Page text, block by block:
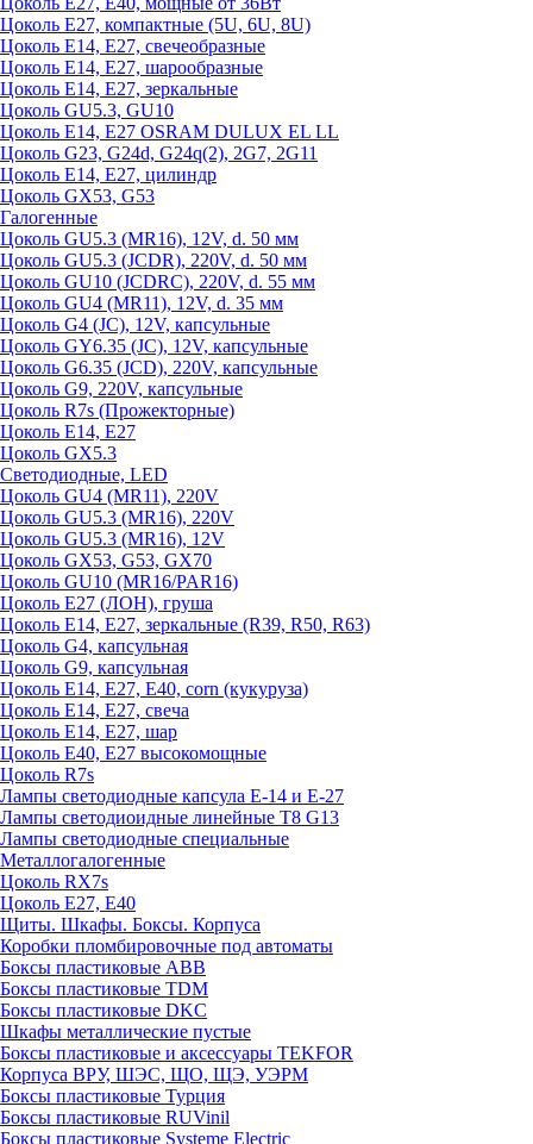
Цоколь Е27, компактные (5U, 6U, 8U)
Цоколь Е14, Е27, свечеобразные
Цоколь Е14, Е27, шарообразные
Цоколь Е14, Е27, зеркальные
Цоколь GU5.3, GU10
Цоколь Е14, Е27 OSRAM DULUX EL LL
Цоколь G23, G24d, G24q(2), 2G7, 2G11
Цоколь Е14, Е27, цилиндр
Цоколь GX53, G53
Галогенные
Цоколь GU5.3 (MR16), 12V, d. 50 мм
Цоколь GU5.3 (JCDR), 220V, d. 50 мм
Цоколь GU10 (JCDRC), 220V, d. 55 мм
Цоколь GU4 (MR11), 12V, d. 35 мм
Цоколь G4 (JC), 12V, капсульные
Цоколь GY6.35 (JC), 12V, капсульные
Цоколь G6.35 (JCD), 220V, капсульные
Цоколь G9, 220V, капсульные
Цоколь R7s (Прожекторные)
Цоколь E14, E27
Цоколь GX5.3
Светодиодные, LED
Цоколь GU4 (MR11), 220V
Цоколь GU5.3 (MR16), 220V
Цоколь GU5.3 (MR16), 12V
Цоколь GX53, G53, GX70
Цоколь GU10 (MR16/PAR16)
Цоколь Е27 (ЛОН), груша
Цоколь Е14, Е27, зеркальные (R39, R50, R63)
Цоколь G4, капсульная
Цоколь G9, капсульная
Цоколь Е14, Е27, Е40, corn (кукуруза)
Цоколь Е14, Е27, свеча
Цоколь Е14, Е27, шар
Цоколь Е40, Е27 высокомощные
Цоколь R7s
Лампы светодиодные капсула Е-14 и Е-27
Лампы светодиоидные линейные T8 G13
Лампы светодиодные специальные
Металлогалогенные
Цоколь RX7s
Цоколь Е27, E40
Щиты. Шкафы. Боксы. Корпуса
Коробки пломбировочные под автоматы
Боксы пластиковые ABB
Боксы пластиковые TDM
Боксы пластиковые DKC
Шкафы металлические пустые
Боксы пластиковые и аксессуары TEKFOR
Корпуса ВРУ, ШЭС, ЩО, ЩЭ, УЭРМ
Боксы пластиковые Турция
Боксы пластиковые RUVinil
Боксы пластиковые Systeme Electric